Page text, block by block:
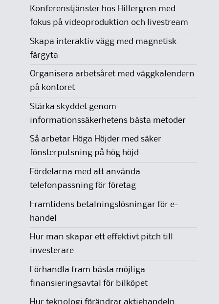
Konferenstjänster hos Hillergren med
fokus på videoproduktion och livestream
Skapa interaktiv vägg med magnetisk
färgyta
Organisera arbetsåret med väggkalendern
på kontoret
Stärka skyddet genom
informationssäkerhetens bästa metoder
Så arbetar Höga Höjder med säker
fönsterputsning på hög höjd
Fördelarna med att använda
telefonpassning för företag
Framtidens betalningslösningar för e-
handel
Hur man skapar ett effektivt pitch till
investerare
Förhandla fram bästa möjliga
finansieringsavtal för bilköpet
Hur teknologi förändrar aktiehandeln